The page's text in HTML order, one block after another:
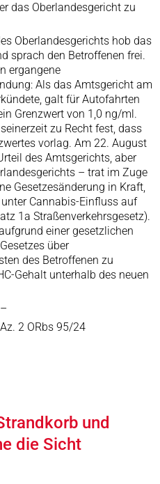
das Oberlandesgericht zu
Oberlandesgerichts hob das
sprach den Betroffenen frei.
ergangene
Als das Amtsgericht am
galt für Autofahrten
Grenzwert von 1,0 ng/ml.
zu Recht fest, dass
vorlag. Am 22. August
des Amtsgerichts, aber
– trat im Zuge
Gesetzesänderung in Kraft,
Cannabis-Einfluss auf
1a Straßenverkehrsgesetz).
einer gesetzlichen
über
des Betroffenen zu
Gehalt unterhalb des neuen
2 ORbs 95/24
und
die Sicht